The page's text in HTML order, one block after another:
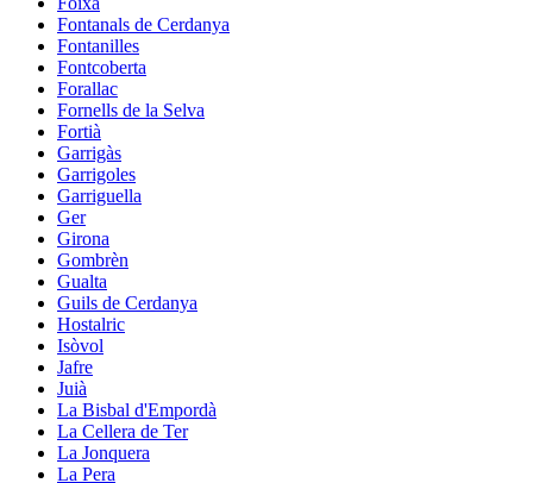
Fontanals de Cerdanya
Fontanilles
Fontcoberta
Forallac
Fornells de la Selva
Fortià
Garrigàs
Garrigoles
Garriguella
Ger
Girona
Gombrèn
Gualta
Guils de Cerdanya
Hostalric
Isòvol
Jafre
Juià
La Bisbal d'Empordà
La Cellera de Ter
La Jonquera
La Pera